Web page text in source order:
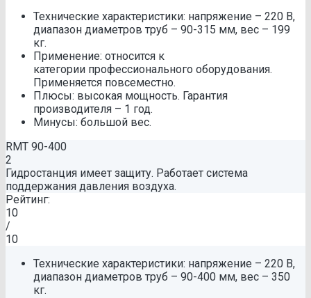
Технические характеристики: напряжение – 220 В,
диапазон диаметров труб – 90-315 мм, вес – 199
кг.
Применение: относится к
категории профессионального оборудования.
Применяется повсеместно.
Плюсы: высокая мощность. Гарантия
производителя – 1 год.
Минусы: большой вес.
RMT 90-400
2
Гидростанция имеет защиту. Работает система
поддержания давления воздуха.
Рейтинг:
10
/
10
Технические характеристики: напряжение – 220 В,
диапазон диаметров труб – 90-400 мм, вес – 350
кг.